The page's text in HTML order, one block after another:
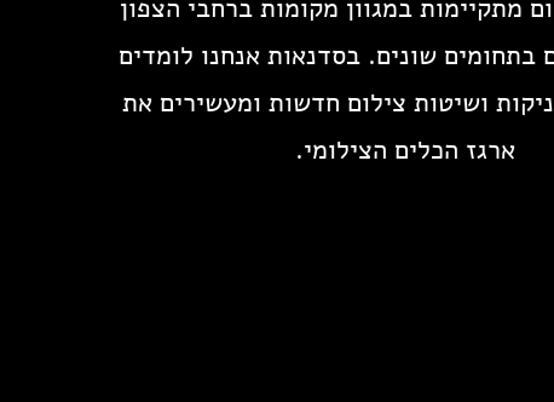
מתקיימות במגוון מקומות ברחבי הצפון
בתחומים שונים. בסדנאות אנחנו לומדים
ושיטות צילום חדשות ומעשירים את
ארגז הכלים הצילומי.